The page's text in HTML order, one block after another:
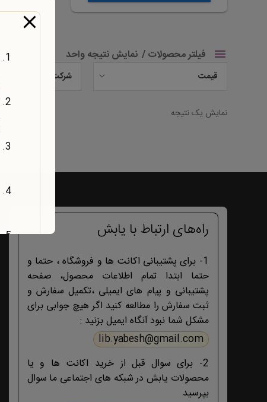
فیلتر محصولات نمایش نتیجه واحد
قیمت شرکت
نمایش یک نتیجه
راه‌های ارتباط با یابش
1- برای پشتیبانی اکانت ها و فروشگاه ، حتما و
حتما ابتدا تمام اطلاعات محصول، صفحه
پشتیبانی و پیام های ایمیلی ،تکمیل سفارش و
ثبت سفارش را مطالعه کنید اگر هیچ جوابی برای
مشکل شما نبود آنگاه ایمیل بزنید :
lib.yabesh@gmail.com
2- برای سوال قبل از خرید اکانت ها و یا
محصولات یابش در شبکه های اجتماعی ما سوال
بپرسید